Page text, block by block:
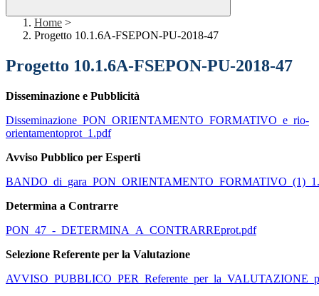
Home >
Progetto 10.1.6A-FSEPON-PU-2018-47
Progetto 10.1.6A-FSEPON-PU-2018-47
Disseminazione e Pubblicità
Disseminazione_PON_ORIENTAMENTO_FORMATIVO_e_rio-
orientamentoprot_1.pdf
Avviso Pubblico per Esperti
Determina a Contrarre
PON_47_-_DETERMINA_A_CONTRARREprot.pdf
Selezione Referente per la Valutazione